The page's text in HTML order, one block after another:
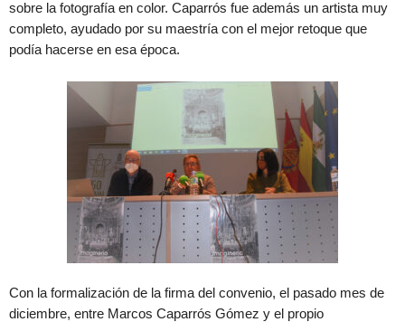
sobre la fotografía en color. Caparrós fue además un artista muy
completo, ayudado por su maestría con el mejor retoque que
podía hacerse en esa época.
Con la formalización de la firma del convenio, el pasado mes de
diciembre, entre Marcos Caparrós Gómez y el propio